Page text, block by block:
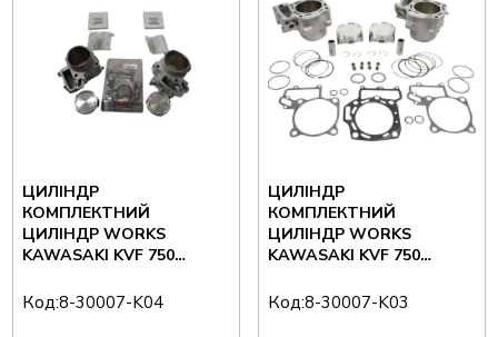
ЦИЛІНДР
КОМПЛЕКТНИЙ
ЦИЛІНДР WORKS
KAWASAKI KVF 750
ПЕРЕДНІЙ+ЗАДНІЙ, 2 ШТ
Код:8-30007-K04
ЦИЛІНДР
КОМПЛЕКТНИЙ
ЦИЛІНДР WORKS
KAWASAKI KVF 750
TERYX '05-14
Код:8-30007-K03